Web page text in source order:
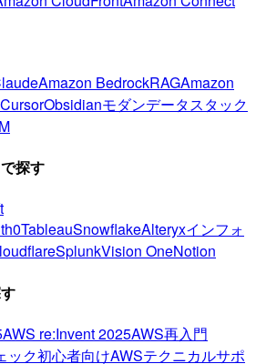
Amazon BedrockRAGAmazon
CursorObsidianモダンデータスタック
探す
TableauSnowflakeAlteryxインフォ
SplunkVision OneNotion
AWS re:Invent 2025AWS再入門
ック初心者向けAWSテクニカルサポ